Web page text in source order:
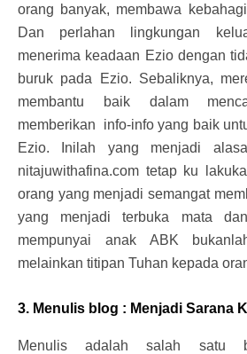
orang banyak, membawa
Dan perlahan lingkungan
menerima keadaan Ezio dengan
buruk pada Ezio. Sebaliknya,
membantu baik dalam
memberikan info-info yang baik
Ezio. Inilah yang menjadi
nitajuwithafina.com tetap ku
orang yang menjadi semangat
yang menjadi terbuka mata
mempunyai anak ABK
melainkan titipan Tuhan kepada
3. Menulis blog : Menjadi Sarana
Menulis adalah salah satu